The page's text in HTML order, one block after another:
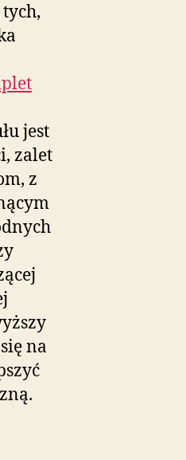
jest
zalet
z
na